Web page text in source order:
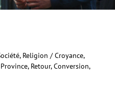
Religion / Croyance,
Retour, Conversion,